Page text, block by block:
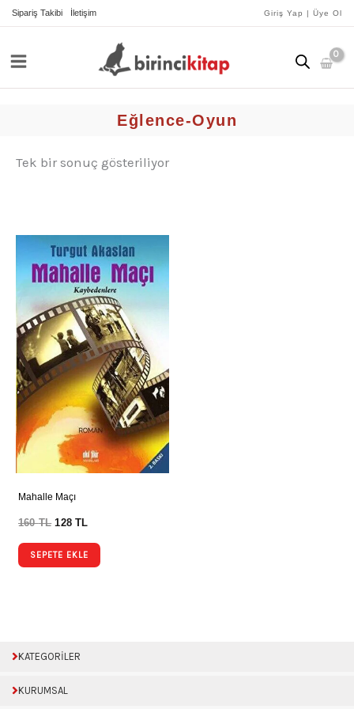
İçeriğe
Sipariş Takibi İletişim Giriş Yap | Üye Ol
Eğlence-Oyun
Tek bir sonuç gösteriliyor
Mahalle Maçı
160TL 128TL
SEPETE EKLE
KATEGORİLER
KURUMSAL